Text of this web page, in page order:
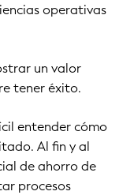
operativas
un valor
tener éxito.
entender cómo
Al fin y al
de ahorro de
procesos